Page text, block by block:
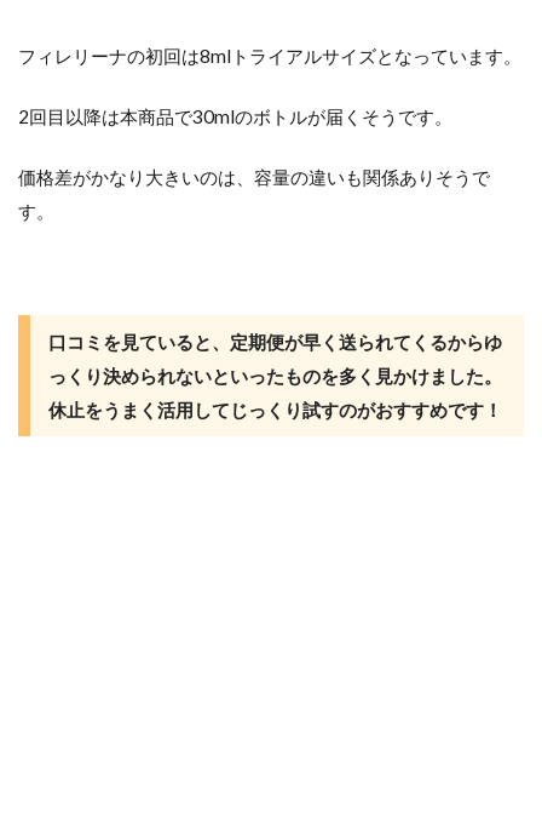
フィレリーナの初回は8mlトライアルサイズとなっています。
2回目以降は本商品で30mlのボトルが届くそうです。
価格差がかなり大きいのは、容量の違いも関係ありそうで
す。
口コミを見ていると、定期便が早く送られてくるからゆ
っくり決められないといったものを多く見かけました。
休止をうまく活用してじっくり試すのがおすすめです！